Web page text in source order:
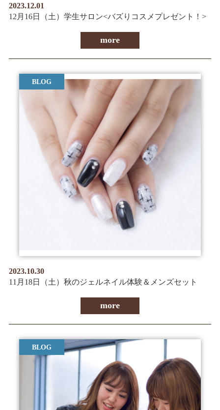
2023.12.01
12月16日（土）学生サロン<バズりコスメプレゼント！>
more
BLOG
2023.10.30
11月18日（土）秋のジェルネイル体験＆メンズセット
more
BLOG